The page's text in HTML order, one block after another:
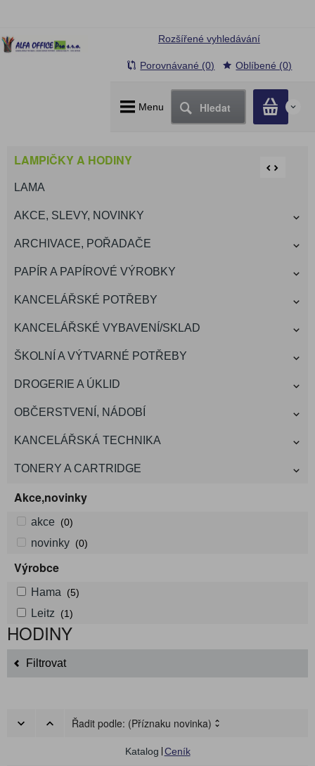
Menu Hledat 0
Rozšířené vyhledávání
Porovnávané (0) Oblíbené (0)
LAMPIČKY A HODINY
LAMA
AKCE, SLEVY, NOVINKY
ARCHIVACE, POŘADAČE
PAPÍR A PAPÍROVÉ VÝROBKY
KANCELÁŘSKÉ POTŘEBY
KANCELÁŘSKÉ VYBAVENÍ/SKLAD
ŠKOLNÍ A VÝTVARNÉ POTŘEBY
DROGERIE A ÚKLID
OBČERSTVENÍ, NÁDOBÍ
KANCELÁŘSKÁ TECHNIKA
TONERY A CARTRIDGE
Akce,novinky
akce (0)
novinky (0)
Výrobce
Hama (5)
Leitz (1)
HODINY
Filtrovat
Řadit podle: (Příznaku novinka)
Katalog Ceník